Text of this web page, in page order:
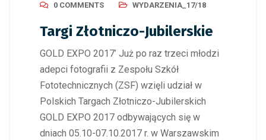
0 COMMENTS WYDARZENIA_17/18
Targi Złotniczo-Jubilerskie
GOLD EXPO 2017’ Już po raz trzeci młodzi
adepci fotografii z Zespołu Szkół
Fototechnicznych (ZSF) wzięli udział w
Polskich Targach Złotniczo-Jubilerskich
GOLD EXPO 2017 odbywających się w
dniach 05.10-07.10.2017 r. w Warszawskim